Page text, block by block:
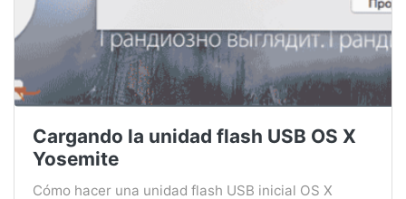
Cargando la unidad flash USB OS X
Yosemite
Cómo hacer una unidad flash USB inicial OS X